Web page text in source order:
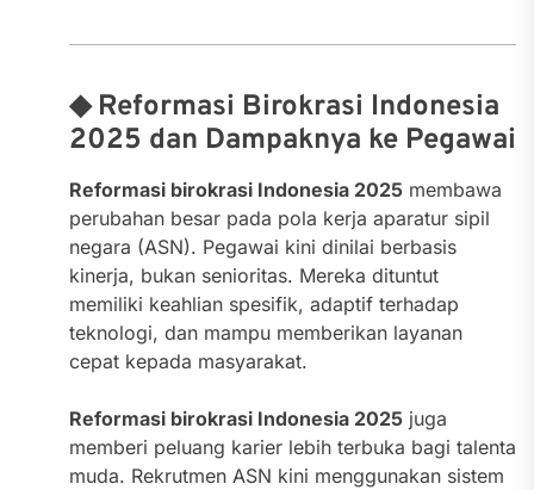
◆ Reformasi Birokrasi Indonesia
2025 dan Dampaknya ke Pegawai
Reformasi birokrasi Indonesia 2025membawa
perubahan besar pada pola kerja aparatur sipil
negara (ASN). Pegawai kini dinilai berbasis
kinerja, bukan senioritas. Mereka dituntut
memiliki keahlian spesifik, adaptif terhadap
teknologi, dan mampu memberikan layanan
cepat kepada masyarakat.
Reformasi birokrasi Indonesia 2025juga
memberi peluang karier lebih terbuka bagi talenta
muda. Rekrutmen ASN kini menggunakan sistem